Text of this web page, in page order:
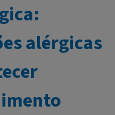
alérgicas